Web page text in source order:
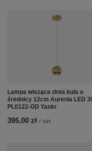
Lampa wisząca złota kula o
średnicy 12cm Aurenia LED
PL0122-GD Yaskr
395,00 zł / szt.